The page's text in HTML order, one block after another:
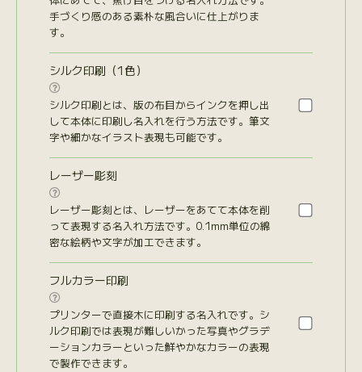
手づくり感のある素朴な風合いに仕上がりま
す。
シルク印刷（1色）

シルク印刷とは、版の布目からインクを押し出
して本体に印刷し名入れを行う方法です。筆文
字や細かなイラスト表現も可能です。
レーザー彫刻

レーザー彫刻とは、レーザーをあてて本体を削
って表現する名入れ方法です。0.1mm単位の綿
密な絵柄や文字が加工できます。
フルカラー印刷

プリンターで直接木に印刷する名入れです。シ
ルク印刷では表現が難しいかった写真やグラデ
ーションカラーといった鮮やかなカラーの表現
で製作できます。